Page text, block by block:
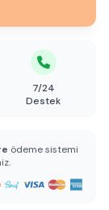
7/24
Destek
ödeme sistemi